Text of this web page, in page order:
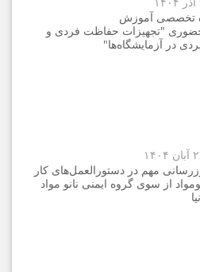
تخصصی آموزش
"تجهیزات حفاظت فردی و
در آزمایشگاه‌ها"
مهم در دستورالعمل‌های کار
از سوی گروه ایمنی نانو مواد